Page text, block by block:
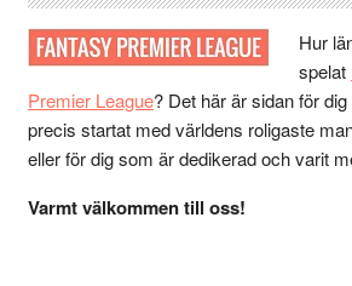
Hur
spelat
Premier League? Det här är sidan för
precis startat med världens roligaste
eller för dig som är dedikerad och varit
Varmt välkommen till oss!